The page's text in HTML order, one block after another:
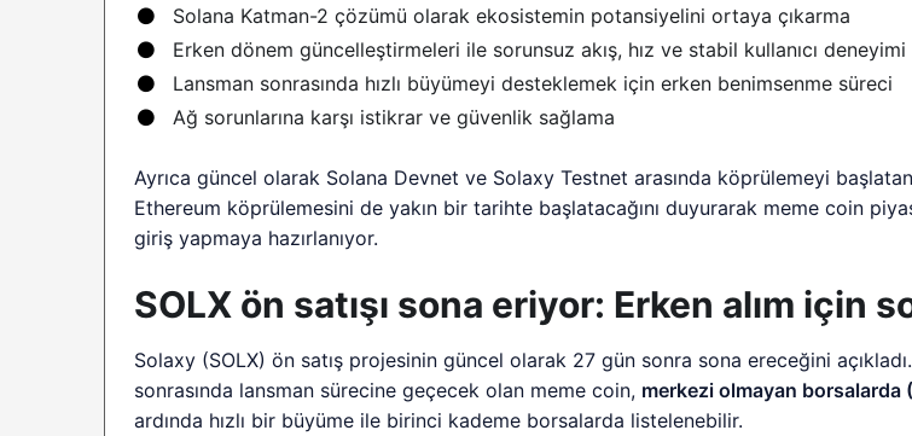
Solana Katman-2 çözümü olarak ekosistemin potansiyelini ortaya çıkarma
Erken dönem güncelleştirmeleri ile sorunsuz akış, hız ve stabil kullanıcı deneyimi
Lansman sonrasında hızlı büyümeyi desteklemek için erken benimsenme süreci
Ağ sorunlarına karşı istikrar ve güvenlik sağlama
Ayrıca güncel olarak Solana Devnet ve Solaxy Testnet arasında köprülemeyi
Ethereum köprülemesini de yakın bir tarihte başlatacağını duyurarak meme coin
giriş yapmaya hazırlanıyor.
SOLX ön satışı sona eriyor: Erken alım için
Solaxy (SOLX) ön satış projesinin güncel olarak 27 gün sonra sona ereceğini
sonrasında lansman sürecine geçecek olan meme coin, merkezi olmayan borsalarda
ardında hızlı bir büyüme ile birinci kademe borsalarda listelenebilir.